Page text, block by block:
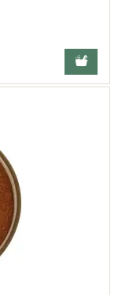
Ajouter